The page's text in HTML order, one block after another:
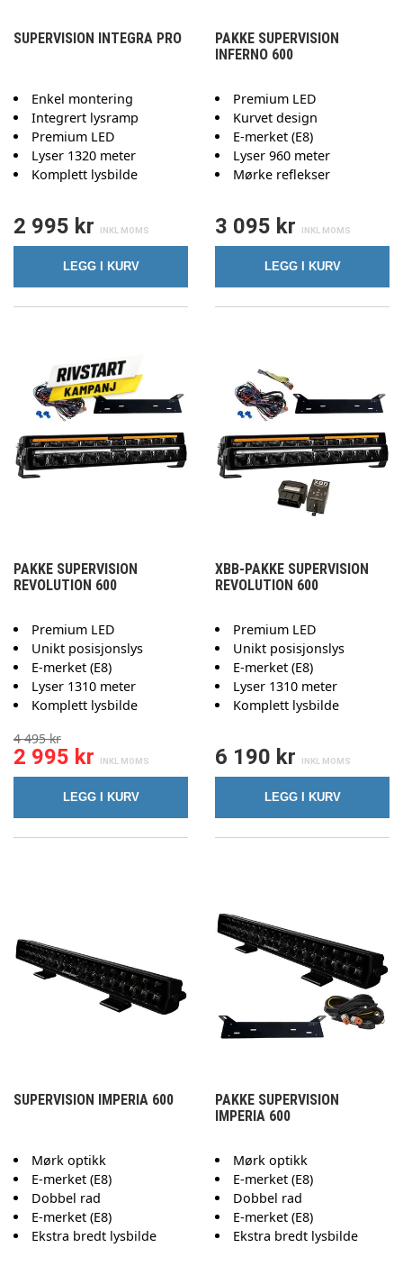
SUPERVISION INTEGRA PRO
Enkel montering
Integrert lysramp
Premium LED
Lyser 1320 meter
Komplett lysbilde
2 995 kr
LEGG I KURV
PAKKE SUPERVISION
INFERNO 600
Premium LED
Kurvet design
E-merket (E8)
Lyser 960 meter
Mørke reflekser
3 095 kr
LEGG I KURV
PAKKE SUPERVISION
REVOLUTION 600
Premium LED
Unikt posisjonslys
E-merket (E8)
Lyser 1310 meter
Komplett lysbilde
4 495 kr
2 995 kr
LEGG I KURV
XBB-PAKKE SUPERVISION
REVOLUTION 600
Premium LED
Unikt posisjonslys
E-merket (E8)
Lyser 1310 meter
Komplett lysbilde
6 190 kr
LEGG I KURV
SUPERVISION IMPERIA 600
Mørk optikk
E-merket (E8)
Dobbel rad
E-merket (E8)
Ekstra bredt lysbilde
PAKKE SUPERVISION
IMPERIA 600
Mørk optikk
E-merket (E8)
Dobbel rad
E-merket (E8)
Ekstra bredt lysbilde